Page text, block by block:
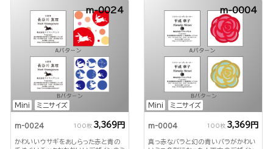
Mini ミニサイズ
m-0024
m-0024 100枚 3,369円
かわいいウサギをあしらった赤と青の
Mini ミニサイズ
m-0004
m-0004 100枚 3,369円
真っ赤なバラと幻の青いバラがかわい